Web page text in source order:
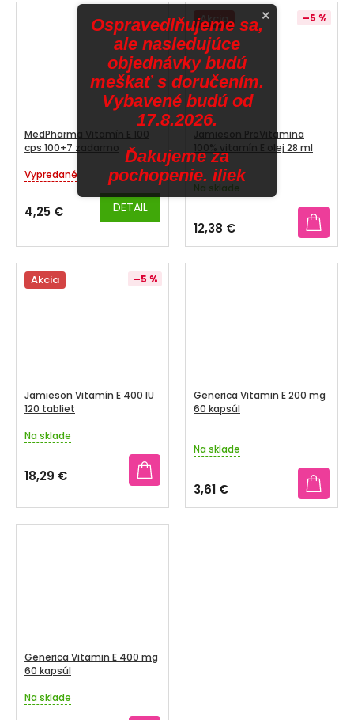
5
hviezdičiek.
MedPharma Vitamín E 100
cps 100+7 zadarmo
Priemerné
hodnotenie
produktu
je
z
5
hviezdičiek.
Vypredané
4,25 € DETAIL
Akcia –5 %
Jamieson ProVitamina
100% vitamín E olej 28 ml
Na sklade
12,38 €
Akcia –5 %
Jamieson Vitamín E 400 IU
120 tabliet
Priemerné
produktu
je
z
5
Na sklade
18,29 €
Generica Vitamin E 200 mg
60 kapsúl
Na sklade
3,61 €
Generica Vitamin E 400 mg
60 kapsúl
Priemerné
Na sklade
×
Ospravedlňujeme sa,
ale nasledujúce
objednávky budú
meškať s doručením.
Vybavené budú od
17.8.2026.
Ďakujeme za
pochopenie. iliek